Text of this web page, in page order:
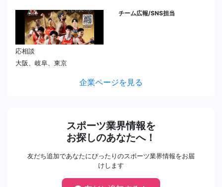
チーム広報/SNS担当
応相談
大阪、岐阜、東京
企業ページを見る
スポーツ業界情報を
お探しのあなたへ！
友だち追加であなたにぴったりのスポーツ業界情報をお届
けします